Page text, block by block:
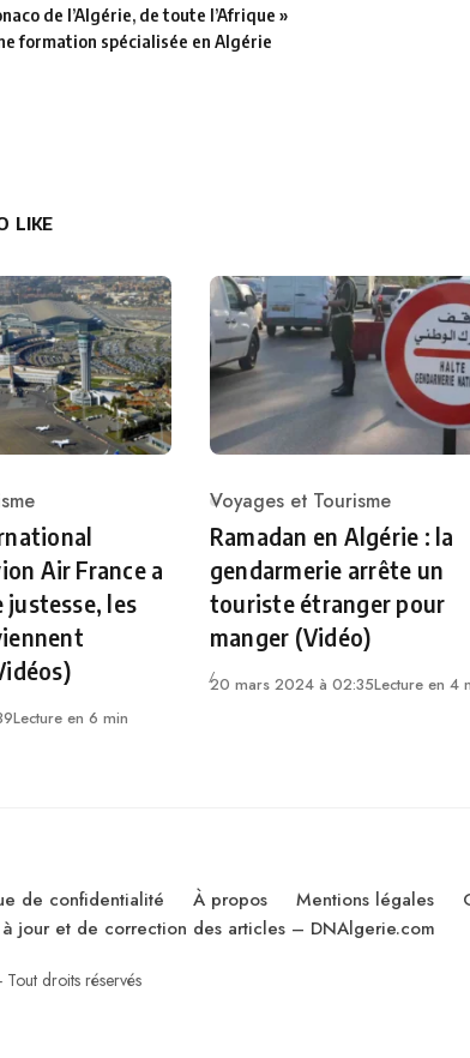
de l’Algérie, de toute l’Afrique »
formation spécialisée en Algérie
LIKE
Air France a
justesse, les
Lecture en 6 min
Category
Voyages et Tourisme
Ramadan en Algérie : la
gendarmerie arrête un
touriste étranger pour
manger (Vidéo)
20 mars 2024 à 02:35Lecture en 4
de confidentialité À propos Mentions légales
jour et de correction des articles – DNAlgerie.com
droits réservés